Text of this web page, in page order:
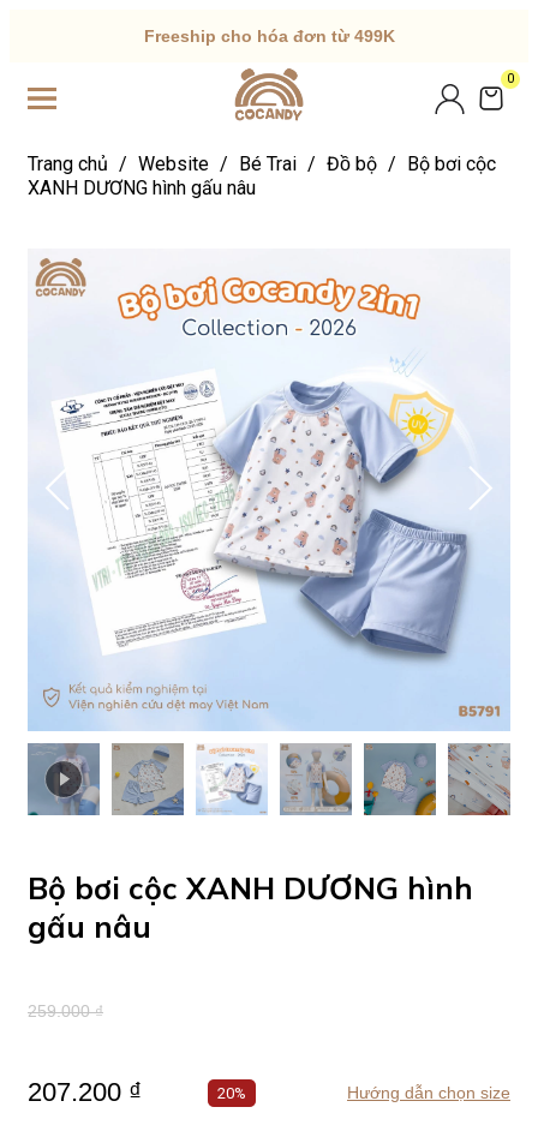
Freeship cho hóa đơn từ 499K
0
Trang chủ / Website / Bé Trai / Đồ bộ / Bộ bơi cộc
XANH DƯƠNG hình gấu nâu
Bộ bơi cộc XANH DƯƠNG hình
gấu nâu
259.000 ₫
207.200 ₫ 20% Hướng dẫn chọn size